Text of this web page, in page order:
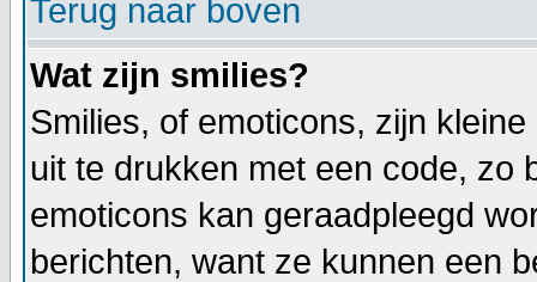
Terug naar boven
Wat zijn smilies?
Smilies, of emoticons, zijn
uit te drukken met een code, zo
emoticons kan geraadpleegd
berichten, want ze kunnen een